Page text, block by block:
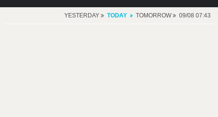
YESTERDAY TODAY TOMORROW 09/08 07:43